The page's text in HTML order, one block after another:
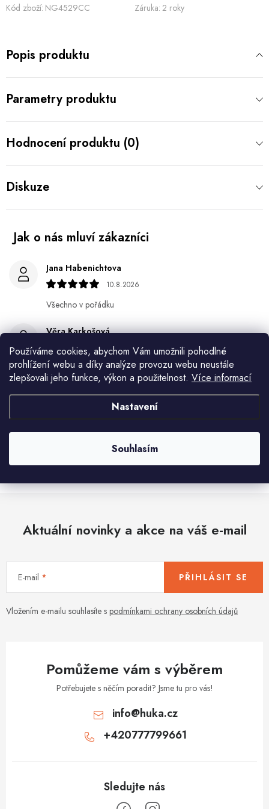
Používáme cookies, abychom Vám umožnili pohodlné
prohlížení webu a díky analýze provozu webu neustále
zlepšovali jeho funkce, výkon a použitelnost. Více informací
Nastavení
Souhlasím
Kód zboží: NG4529CC Záruka: 2 roky
Popis produktu
Parametry produktu
Hodnocení produktu (0)
Diskuze
Jana Habenichtova
10.8.2026
Všechno v pořádku
Věra Karkošová
10.8.2026
Miroslav Lamper
Aktuální novinky a akce na váš e-mail
E-mail
Vložením e-mailu souhlasíte s podmínkami ochrany osobních údajů
PŘIHLÁSIT SE
Pomůžeme vám s výběrem
Potřebujete s něčím poradit? Jsme tu pro vás!
info@huka.cz
+420777799661